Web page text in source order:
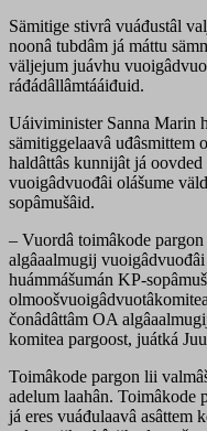
Sämitige stivrâ vuáđustâl
noonâ tubdâm já máttu
väljejum juávhu
ráđádâllâmtááiđuid.
Uáiviminister Sanna Marin
sämitiggelaavâ uđâsmittem
haldâttâs kunnijât já
vuoigâdvuođâi olášume
sopâmušâid.
– Vuordâ toimâkode
algâaalmugij
huámmášumán KP-
čonâdâttâm OA
komitea pargoost, juátká
Toimâkode pargon lii
adelum laahân. Toimâkode
já eres vuáđulaavâ asâttem